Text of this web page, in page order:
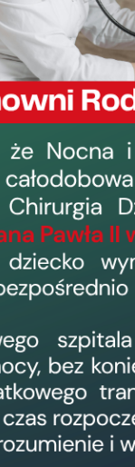
Wojewódzki
przy ul.
24 listopada
Wojewódzki
Królewieckiej 146
o działalności
PATOMORF
WSZ
zakresie
Zespołach
18 listopada
o działalności
Ratownik
udzielanie